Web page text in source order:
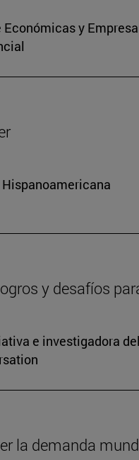
y
y desafíos
e investigadora
la demanda